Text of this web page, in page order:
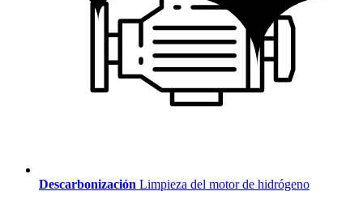
Descarbonización Limpieza del motor de hidrógeno